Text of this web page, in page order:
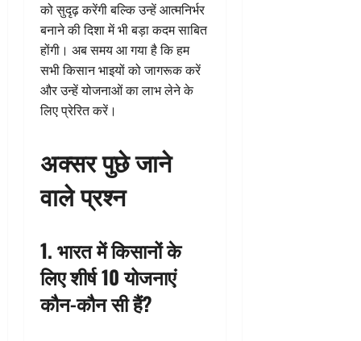
को सुदृढ़ करेंगी बल्कि उन्हें आत्मनिर्भर
बनाने की दिशा में भी बड़ा कदम साबित
होंगी। अब समय आ गया है कि हम
सभी किसान भाइयों को जागरूक करें
और उन्हें योजनाओं का लाभ लेने के
लिए प्रेरित करें।
अक्सर पुछे जाने
वाले प्रश्न
1. भारत में किसानों के
लिए शीर्ष 10 योजनाएं
कौन-कौन सी हैं?